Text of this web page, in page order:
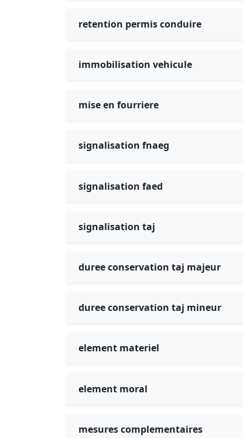
retention permis conduire
immobilisation vehicule
mise en fourriere
signalisation fnaeg
signalisation faed
signalisation taj
duree conservation taj majeur
duree conservation taj mineur
element materiel
element moral
mesures complementaires